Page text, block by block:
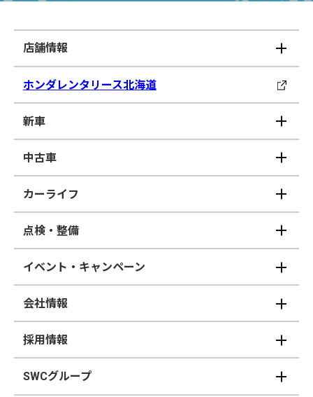
店舗情報
ホンダレンタリース北海道
新車
中古車
カーライフ
点検・整備
イベント・キャンペーン
会社情報
採用情報
SWCグループ